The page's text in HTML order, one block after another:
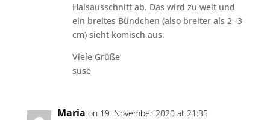
Halsausschnitt ab. Das wird zu weit und
ein breites Bündchen (also breiter als 2 -3
cm) sieht komisch aus.
Viele Grüße
suse
Maria on 19. November 2020 at 21:35